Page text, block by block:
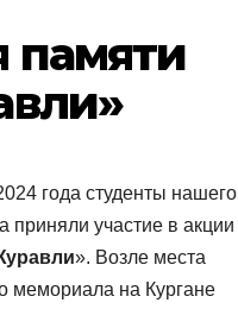
памяти
года студенты нашего
приняли участие в акции
». Возле места
мемориала на Кургане